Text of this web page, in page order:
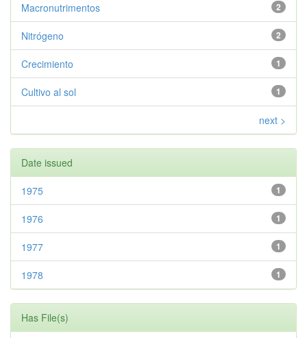
2
Macronutrimentos
2
Nitrógeno
1
Crecimiento
1
Cultivo al sol
next >
Date issued
1
1975
1
1976
1
1977
1
1978
Has File(s)